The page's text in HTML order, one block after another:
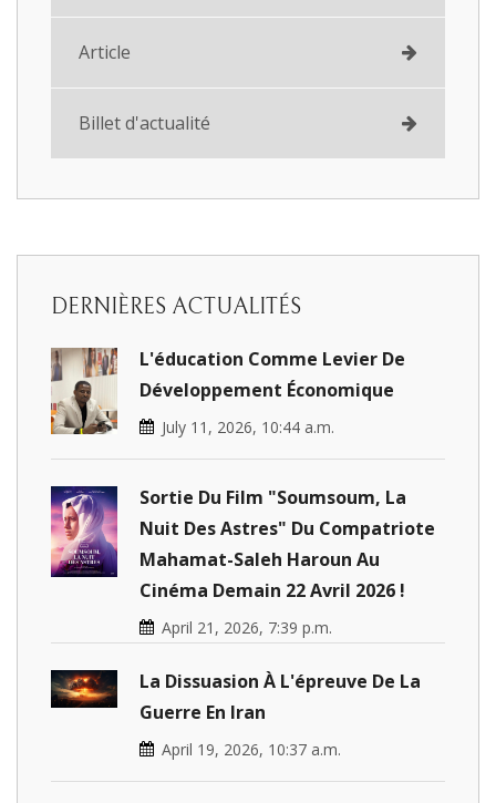
Article
Billet d'actualité
DERNIÈRES ACTUALITÉS
L'éducation Comme Levier De
Développement Économique
July 11, 2026, 10:44 a.m.
Sortie Du Film "Soumsoum, La
Nuit Des Astres" Du Compatriote
Mahamat-Saleh Haroun Au
Cinéma Demain 22 Avril 2026 !
April 21, 2026, 7:39 p.m.
La Dissuasion À L'épreuve De La
Guerre En Iran
April 19, 2026, 10:37 a.m.